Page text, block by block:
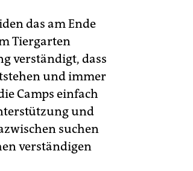
das am Ende
Tiergarten
verständigt, dass
und immer
Camps einfach
und
suchen
verständigen